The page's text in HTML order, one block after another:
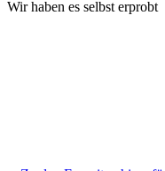
Wir haben es selbst erprobt